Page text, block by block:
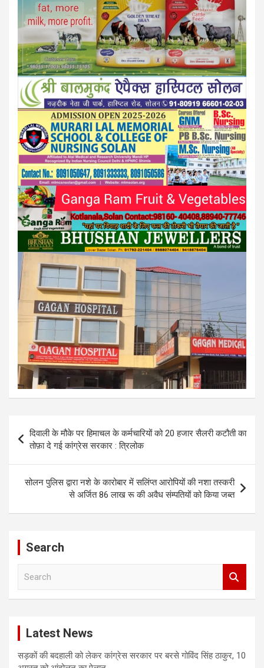
Post
navigation
दिवाली के मौके पर हिमाचल के कर्मचारियों को 20 हजार सैलरी कटौती का
तोफ़ा दे गई कांग्रेस सरकार : त्रिलोक
सोलन पुलिस द्वारा नशे के कारोबार में सलिंप्त आरोपियों की नशा तस्करी
से अर्जित 86 लाख रू की अवैध संम्पतियों को किया जब्त
Search
Latest News
सड़कों की बदहाली को लेकर कांग्रेस सरकार पर बरसे गोविंद सिंह ठाकुर, 10